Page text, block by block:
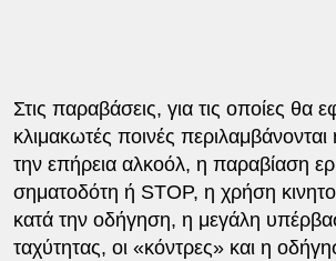
Στις παραβάσεις, για τις οποίες θα
κλιμακωτές ποινές
την επήρεια αλκοόλ, η παραβίαση
σηματοδότη ή STOP, η χρήση
κατά την οδήγηση, η μεγάλη
ταχύτητας, οι «κόντρες» και η